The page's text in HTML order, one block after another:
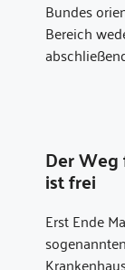
Bundes
Bereich
Der
ist frei
Erst Ende